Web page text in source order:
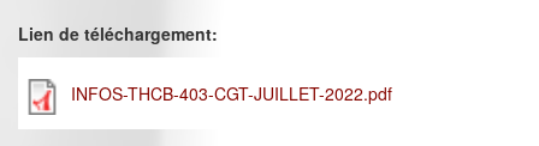
Lien de téléchargement:
INFOS-THCB-403-CGT-JUILLET-2022.pdf